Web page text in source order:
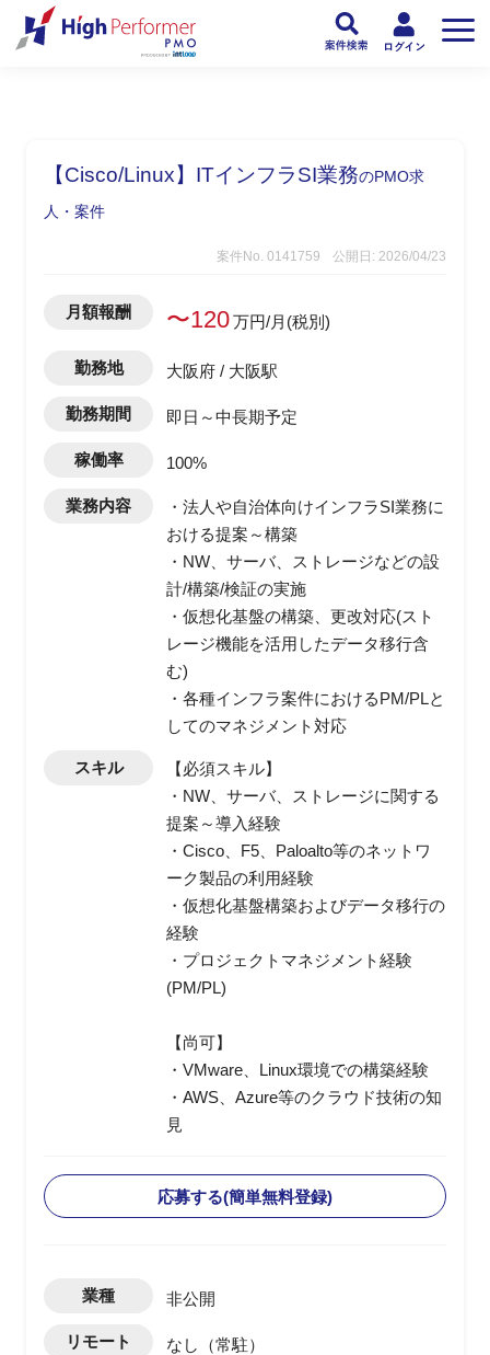
【Cisco/Linux】ITインフラSI業務のPMO求
人・案件
案件No. 0141759 公開日: 2026/04/23
月額報酬 〜120万円/月(税別)
勤務地 大阪府 / 大阪駅
勤務期間 即日～中長期予定
稼働率 100%
業務内容
・法人や自治体向けインフラSI業務に
おける提案～構築
・NW、サーバ、ストレージなどの設
計/構築/検証の実施
・仮想化基盤の構築、更改対応(スト
レージ機能を活用したデータ移行含
む)
・各種インフラ案件におけるPM/PLと
してのマネジメント対応
スキル
【必須スキル】
・NW、サーバ、ストレージに関する
提案～導入経験
・Cisco、F5、Paloalto等のネットワ
ーク製品の利用経験
・仮想化基盤構築およびデータ移行の
経験
・プロジェクトマネジメント経験
(PM/PL)
【尚可】
・VMware、Linux環境での構築経験
・AWS、Azure等のクラウド技術の知
見
応募する(簡単無料登録)
業種 非公開
リモート なし（常駐）